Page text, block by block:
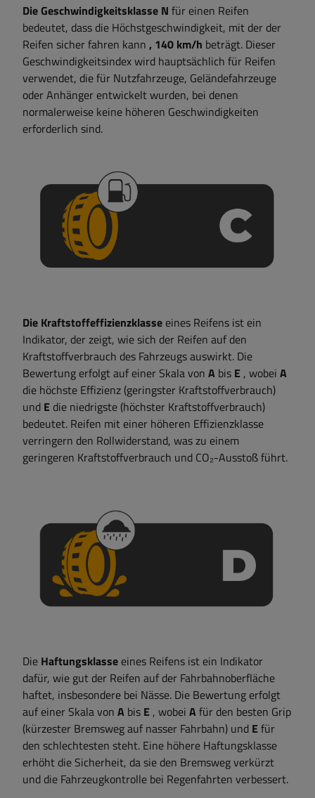
Die Geschwindigkeitsklasse N für einen Reifen
bedeutet, dass die Höchstgeschwindigkeit, mit der der
Reifen sicher fahren kann , 140 km/h beträgt. Dieser
Geschwindigkeitsindex wird hauptsächlich für Reifen
verwendet, die für Nutzfahrzeuge, Geländefahrzeuge
oder Anhänger entwickelt wurden, bei denen
normalerweise keine höheren Geschwindigkeiten
erforderlich sind.
Die Kraftstoffeffizienzklasse eines Reifens ist ein
Indikator, der zeigt, wie sich der Reifen auf den
Kraftstoffverbrauch des Fahrzeugs auswirkt. Die
Bewertung erfolgt auf einer Skala von A bis E , wobei A
die höchste Effizienz (geringster Kraftstoffverbrauch)
und E die niedrigste (höchster Kraftstoffverbrauch)
bedeutet. Reifen mit einer höheren Effizienzklasse
verringern den Rollwiderstand, was zu einem
geringeren Kraftstoffverbrauch und CO₂-Ausstoß führt.
Die Haftungsklasse eines Reifens ist ein Indikator
dafür, wie gut der Reifen auf der Fahrbahnoberfläche
haftet, insbesondere bei Nässe. Die Bewertung erfolgt
auf einer Skala von A bis E , wobei Afür den besten Grip
(kürzester Bremsweg auf nasser Fahrbahn) und Efür
den schlechtesten steht. Eine höhere Haftungsklasse
erhöht die Sicherheit, da sie den Bremsweg verkürzt
und die Fahrzeugkontrolle bei Regenfahrten verbessert.